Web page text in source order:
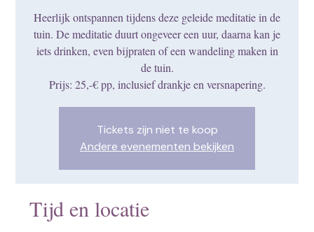
Heerlijk ontspannen tijdens deze geleide meditatie in de
tuin. De meditatie duurt ongeveer een uur, daarna kan je
iets drinken, even bijpraten of een wandeling maken in
de tuin.
Prijs: 25,-€ pp, inclusief drankje en versnapering.
Tickets zijn niet te koop
Andere evenementen bekijken
Tijd en locatie